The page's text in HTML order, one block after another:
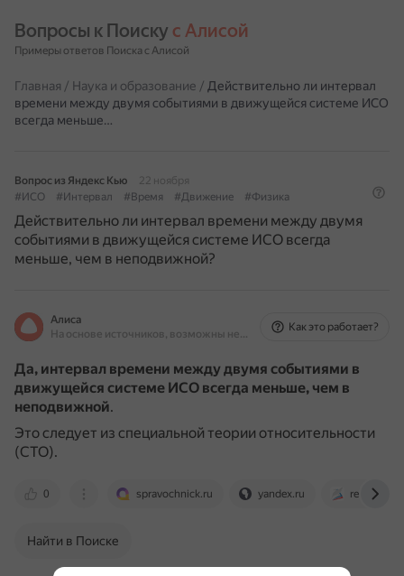
Вопросы к Поиску с Алисой
Примеры ответов Поиска с Алисой
Главная / Наука и образование / Действительно ли интервал
времени между двумя событиями в движущейся системе ИСО
всегда меньше…
Вопрос из Яндекс Кью
22 ноября
#ИСО
#Интервал #Время #Движение #Физика
Действительно ли интервал времени между двумя
событиями в движущейся системе ИСО всегда
меньше, чем в неподвижной?
Алиса
На основе источников, возможны неточности
Как это работает?
Да, интервал времени между двумя событиями в
движущейся системе ИСО всегда меньше, чем в
неподвижной.
Это следует из специальной теории относительности
(СТО).
0 spravochnick.ru yandex.ru resh.edu.ru
Найти в Поиске